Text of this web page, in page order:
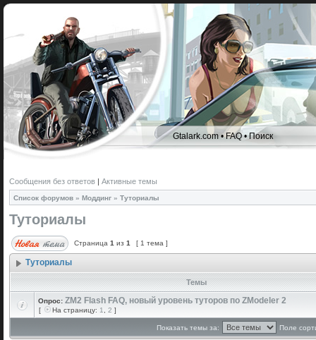
Gtalark.com •FAQ•Поиск
Сообщения без ответов | Активные темы
Список форумов » Моддинг » Туториалы
Туториалы
Страница 1 из 1 [ 1 тема ]
Туториалы
Темы
Опрос: ZM2 Flash FAQ, новый уровень туторов по ZModeler 2
[ На страницу: 1 2 ]
Показать темы за: Поле